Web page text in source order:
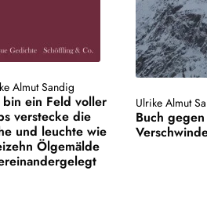
Almut Sandig
bin ein Feld voller
verstecke die
und leuchte wie
Ölgemälde
Ulrike Almut
Buch